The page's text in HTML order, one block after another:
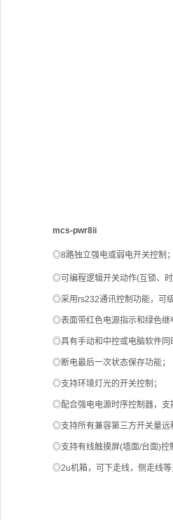
mcs-pwr8ii
◎8路独立强电或弱电开关控制；
◎可编程逻辑开关动作(互锁、时
◎采用rs232通讯控制功能，可
◎表面带红色电源指示和绿色继
◎具有手动和中控或电脑软件同
◎断电最后一次状态保存功能；
◎支持环境灯光的开关控制；
◎配合强电电源时序控制器，支
◎支持所有兼容第三方开关量远
◎支持有线触摸屏(墙面/台面)控
◎2u机箱，可下走线，侧走线等